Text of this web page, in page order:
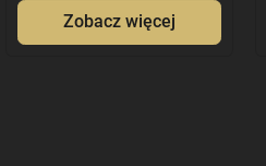
Zobacz więcej